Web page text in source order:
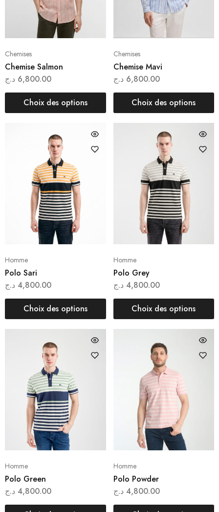
Chemises
Chemise Salmon
6,800.00 د.ج
Choix des options
Chemises
Chemise Mavi
6,800.00 د.ج
Choix des options
Homme
Polo Sari
4,800.00 د.ج
Choix des options
Homme
Polo Grey
4,800.00 د.ج
Choix des options
Homme
Polo Green
4,800.00 د.ج
Homme
Polo Powder
4,800.00 د.ج